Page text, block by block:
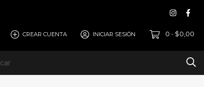
CREAR CUENTA INICIAR SESIÓN 0 - $0,00